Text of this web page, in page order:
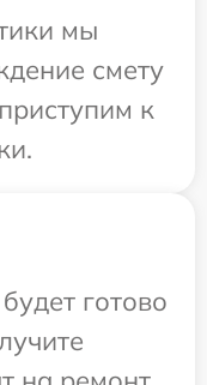
мы
смету
к
готово